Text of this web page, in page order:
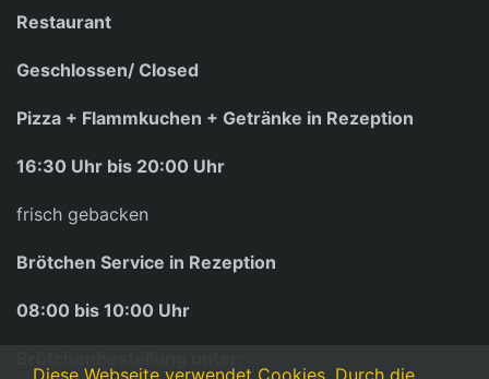
Diese Webseite verwendet Cookies. Durch die
Restaurant
Geschlossen/ Closed
Pizza + Flammkuchen + Getränke in Rezeption
16:30 Uhr bis 20:00 Uhr
frisch gebacken
Brötchen Service in Rezeption
08:00 bis 10:00 Uhr